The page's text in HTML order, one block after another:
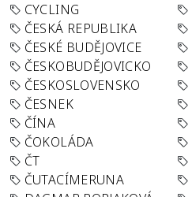
CYCLING
ČESKÁ REPUBLIKA
ČESKÉ BUDĚJOVICE
ČESKOBUDĚJOVICKO
ČESKOSLOVENSKO
ČESNEK
ČÍNA
ČOKOLÁDA
ČT
ČUTACÍMERUNA